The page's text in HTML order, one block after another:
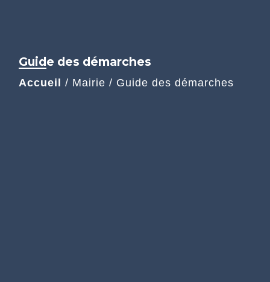
Guide des démarches
Accueil / Mairie / Guide des démarches